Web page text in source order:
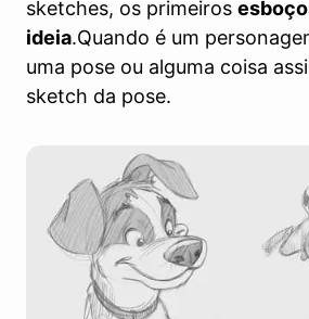
sketches, os primeiros
ideia.Quando é um
uma pose ou alguma coisa
sketch da pose.